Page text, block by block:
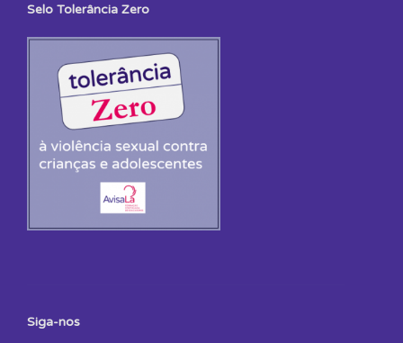
Selo Tolerância Zero
Siga-nos